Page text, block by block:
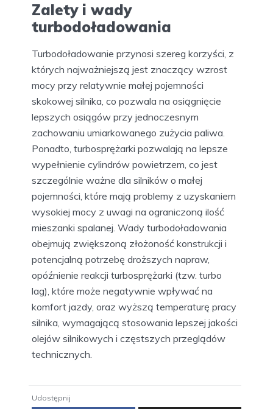
Zalety i wady
turbodoładowania
Turbodoładowanie przynosi szereg korzyści, z
których najważniejszą jest znaczący wzrost
mocy przy relatywnie małej pojemności
skokowej silnika, co pozwala na osiągnięcie
lepszych osiągów przy jednoczesnym
zachowaniu umiarkowanego zużycia paliwa.
Ponadto, turbosprężarki pozwalają na lepsze
wypełnienie cylindrów powietrzem, co jest
szczególnie ważne dla silników o małej
pojemności, które mają problemy z uzyskaniem
wysokiej mocy z uwagi na ograniczoną ilość
mieszanki spalanej. Wady turbodoładowania
obejmują zwiększoną złożoność konstrukcji i
potencjalną potrzebę droższych napraw,
opóźnienie reakcji turbosprężarki (tzw. turbo
lag), które może negatywnie wpływać na
komfort jazdy, oraz wyższą temperaturę pracy
silnika, wymagającą stosowania lepszej jakości
olejów silnikowych i częstszych przeglądów
technicznych.
Udostępnij